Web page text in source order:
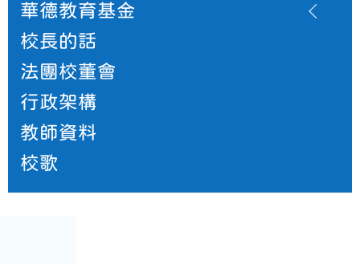
華德教育基金
校長的話
法團校董會
行政架構
教師資料
校歌